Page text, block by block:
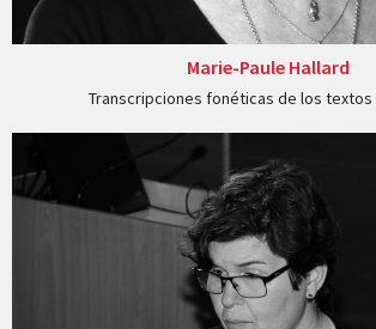
Marie-Paule Hallard
Transcripciones fonéticas de los